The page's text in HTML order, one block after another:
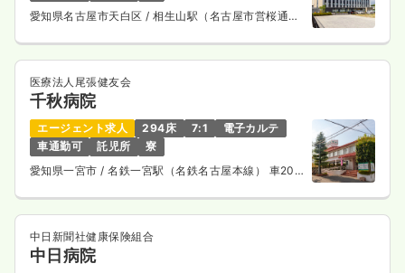
愛知県名古屋市天白区 / 相生山駅（名古屋市営桜通
医療法人尾張健友会
千秋病院
エージェント求人 294床 7:1
電子カルテ
車通勤可
託児所
寮
愛知県一宮市 / 名鉄一宮駅（名鉄名古屋本線） 車20
中日新聞社健康保険組合
中日病院